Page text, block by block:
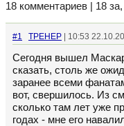
18 комментариев | 18
#1 TPEHEP | 10:53
Сегодня вышел
сказать, столь же
заранее всеми
вот, свершилось. Из
сколько там лет уже
годах - мне его